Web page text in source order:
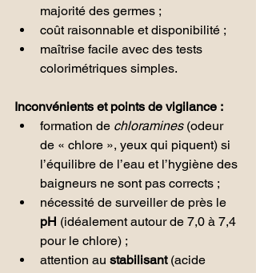
majorité des germes ;
coût raisonnable et disponibilité ;
maîtrise facile avec des tests
colorimétriques simples.
Inconvénients et points de vigilance :
formation de chloramines (odeur
de « chlore », yeux qui piquent) si
l’équilibre de l’eau et l’hygiène des
baigneurs ne sont pas corrects ;
nécessité de surveiller de près le
pH (idéalement autour de 7,0 à 7,4
pour le chlore) ;
attention au stabilisant (acide